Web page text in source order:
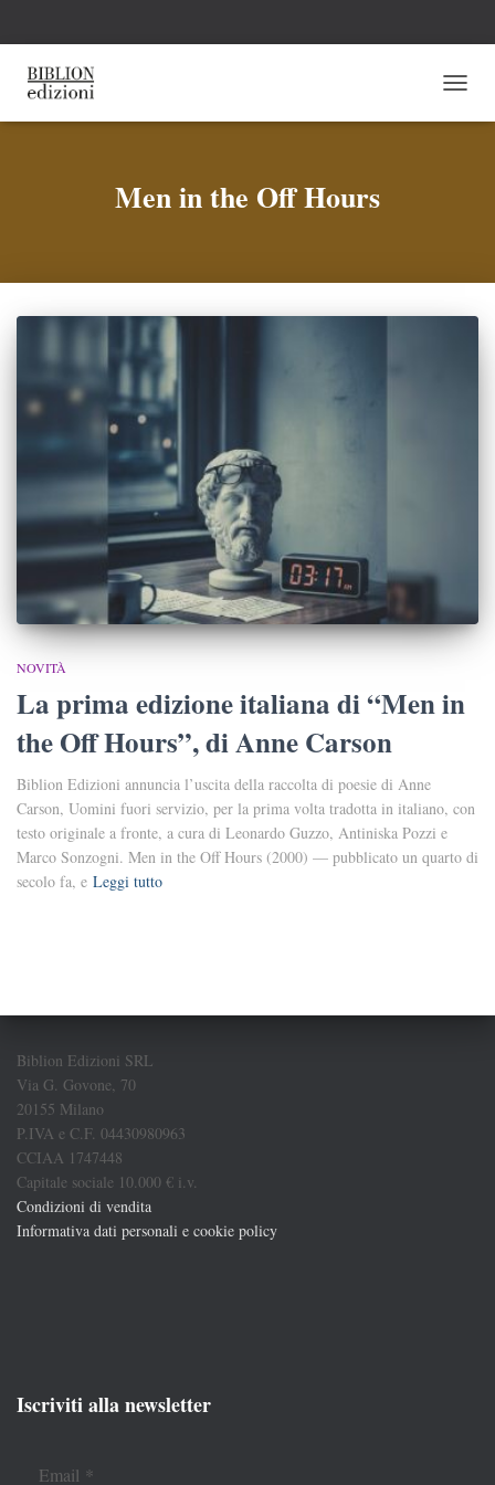
Men in the Off Hours
NOVITÀ
La prima edizione italiana di “Men in
the Off Hours”, di Anne Carson
Biblion Edizioni annuncia l’uscita della raccolta di poesie di Anne
Carson, Uomini fuori servizio, per la prima volta tradotta in italiano, con
testo originale a fronte, a cura di Leonardo Guzzo, Antiniska Pozzi e
Marco Sonzogni. Men in the Off Hours (2000) — pubblicato un quarto di
secolo fa, e Leggi tutto
Biblion Edizioni SRL
Via G. Govone, 70
20155 Milano
P.IVA e C.F. 04430980963
CCIAA 1747448
Capitale sociale 10.000 € i.v.
Condizioni di vendita
Informativa dati personali e cookie policy
Iscriviti alla newsletter
Email *